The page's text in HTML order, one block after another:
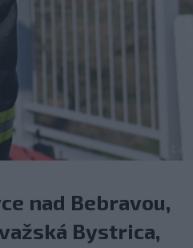
nad Bebravou,
Bystrica,